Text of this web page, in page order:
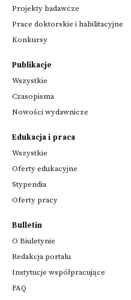
Projekty badawcze
Prace doktorskie i habilitacyjne
Konkursy
Publikacje
Wszystkie
Czasopisma
Nowości wydawnicze
Edukacja i praca
Wszystkie
Oferty edukacyjne
Stypendia
Oferty pracy
Bulletin
O Biuletynie
Redakcja portalu
Instytucje współpracujące
FAQ